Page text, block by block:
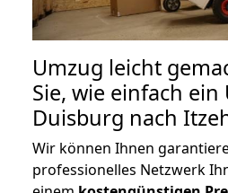
Umzug leicht
Sie, wie einfach ein
Duisburg nach
Wir können Ihnen
professionelles Netzwerk